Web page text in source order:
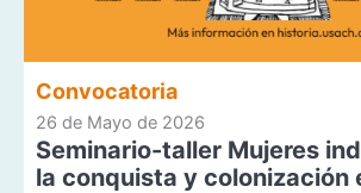
Convocatoria
26 de Mayo de 2026
Seminario-taller Mujeres
la conquista y colonización